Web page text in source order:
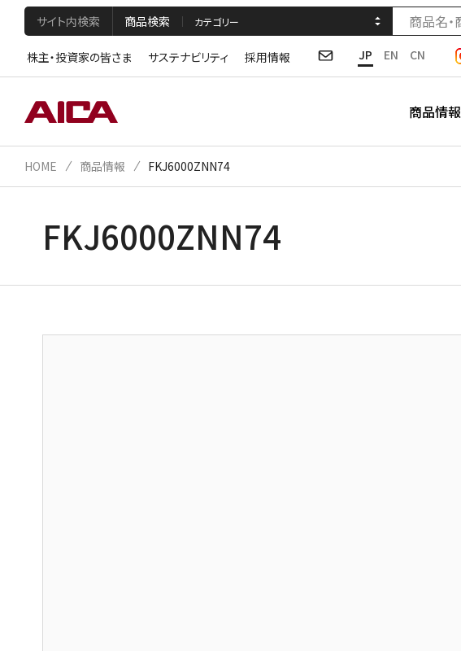
サイト内検索 商品検索
株主・投資家の皆さま サステナビリティ 採用情報 JP EN CN
商品情報
HOME 商品情報 FKJ6000ZNN74
FKJ6000ZNN74